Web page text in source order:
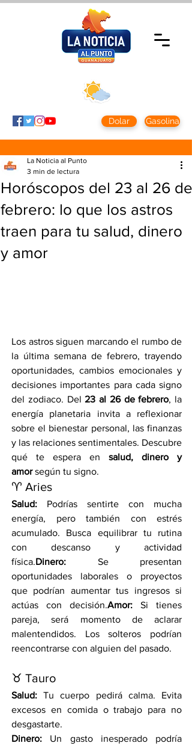
Dolar Gasolina
Horóscopos del 23 al 26 de
febrero: lo que los astros
traen para tu salud, dinero
y amor
La Noticia al Punto
3 min de lectura
Los astros siguen marcando el rumbo de
la última semana de febrero, trayendo
oportunidades, cambios emocionales y
decisiones importantes para cada signo
del zodiaco. Del 23 al 26 de febrero, la
energía planetaria invita a reflexionar
sobre el bienestar personal, las finanzas
y las relaciones sentimentales. Descubre
qué te espera en salud, dinero y
amor según tu signo.
♈ Aries
Salud: Podrías sentirte con mucha
energía, pero también con estrés
acumulado. Busca equilibrar tu rutina
con descanso y actividad
física.Dinero: Se presentan
oportunidades laborales o proyectos
que podrían aumentar tus ingresos si
actúas con decisión.Amor: Si tienes
pareja, será momento de aclarar
malentendidos. Los solteros podrían
reencontrarse con alguien del pasado.
♉ Tauro
Salud: Tu cuerpo pedirá calma. Evita
excesos en comida o trabajo para no
desgastarte.
Dinero: Un gasto inesperado podría